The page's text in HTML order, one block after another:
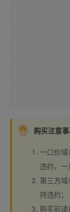
购买注意
一口价
违约，一
第三方
持违约；
购买前